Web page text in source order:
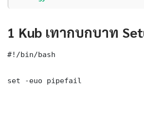
1 Kub เทากบกบาท
#!/bin/bash
set -euo pipefail